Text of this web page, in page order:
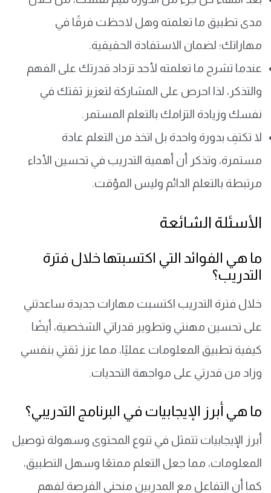
مدى تطبيق ما تعلمته وهل لاحظت فرقًا في
مهاراتك؛ لضمان الاستفادة الحقيقية.
عندما تشرح ما تعلمته لأحد تزداد قدرتك على الفهم
والتذكر، لذا احرص على المشاركة لتعزيز ثقتك في
نفسك وزيادة التزامك بالتعلم المستمر.
لا تكتفِ بدورة واحدة بل اتخذ من التعلم عادة
مستمرة، وتذكر أن أهمية التدريب في تحسين الأداء
مرتبطة بالتعلم الدائم وليس المؤقت.
الأسئلة الشائعة
ما هي الفوائد التي اكتسبتها خلال فترة
التدريب؟
خلال فترة التدريب اكتسبت مهارات جديدة ساعدتني
على تحسين مهنتي وتطوير قدراتي الشخصية، أيضًا
كيفية تطبيق المعلومات عمليًا، مما عزز ثقتي بنفسي
وزاد من قدرتي على مواجهة التحديات.
ما هي أبرز الإيجابيات في البرنامج التدريبي؟
أبرز الإيجابيات تتمثل في تنوع المحتوى وسهولة توصيل
المعلومات، مما جعل التعلم ممتعًا وسهل التطبيق،
كما أن التفاعل مع المدربين منحني الفرصة لفهم